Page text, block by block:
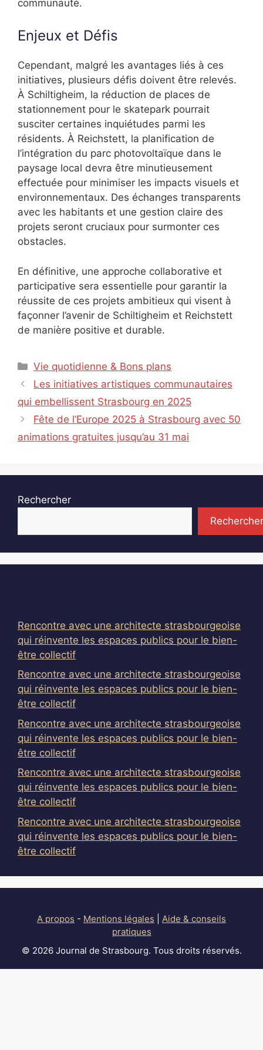
communauté.
Enjeux et Défis
Cependant, malgré les avantages liés à ces
initiatives, plusieurs défis doivent être relevés.
À Schiltigheim, la réduction de places de
stationnement pour le skatepark pourrait
susciter certaines inquiétudes parmi les
résidents. À Reichstett, la planification de
l’intégration du parc photovoltaïque dans le
paysage local devra être minutieusement
effectuée pour minimiser les impacts visuels et
environnementaux. Des échanges transparents
avec les habitants et une gestion claire des
projets seront cruciaux pour surmonter ces
obstacles.
En définitive, une approche collaborative et
participative sera essentielle pour garantir la
réussite de ces projets ambitieux qui visent à
façonner l’avenir de Schiltigheim et Reichstett
de manière positive et durable.
Catégories
Vie quotidienne & Bons plans
Les initiatives artistiques communautaires
qui embellissent Strasbourg en 2025
Fête de l’Europe 2025 à Strasbourg avec 50
animations gratuites jusqu’au 31 mai
Rechercher
Rechercher
Rencontre avec une architecte strasbourgeoise
qui réinvente les espaces publics pour le bien-
être collectif
Rencontre avec une architecte strasbourgeoise
qui réinvente les espaces publics pour le bien-
être collectif
Rencontre avec une architecte strasbourgeoise
qui réinvente les espaces publics pour le bien-
être collectif
Rencontre avec une architecte strasbourgeoise
qui réinvente les espaces publics pour le bien-
être collectif
Rencontre avec une architecte strasbourgeoise
qui réinvente les espaces publics pour le bien-
être collectif
A propos - Mentions légales
Aide & conseils
pratiques
© 2026 Journal de Strasbourg. Tous droits réservés.